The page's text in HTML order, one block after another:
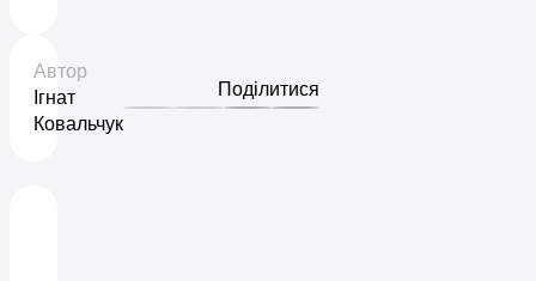
Автор
Ігнат
Ковальчук
Поділитися